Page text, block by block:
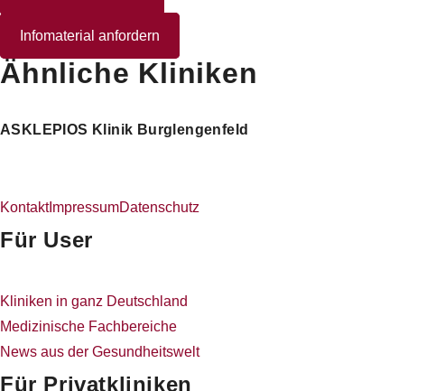
Infomaterial anfordern
Ähnliche Kliniken
ASKLEPIOS Klinik Burglengenfeld
KontaktImpressumDatenschutz
Für User
Kliniken in ganz Deutschland
Medizinische Fachbereiche
News aus der Gesundheitswelt
Für Privatkliniken